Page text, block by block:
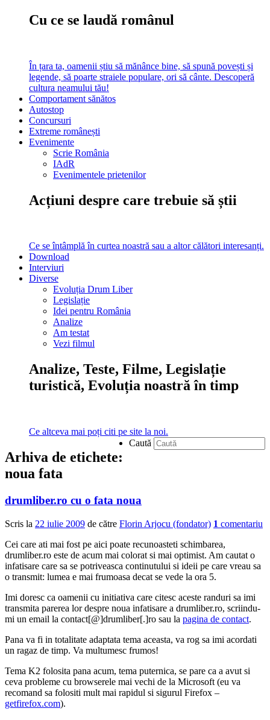
Cu ce se laudă românul
În țara ta, oamenii știu să mănânce bine, să spună povești și
legende, să poarte straiele populare, ori să cânte. Descoperă
cultura neamului tău!
Comportament sănătos
Autostop
Concursuri
Extreme românești
Evenimente
Scrie România
IAdR
Evenimentele prietenilor
Acțiuni despre care trebuie să știi
Ce se întâmplă în curtea noastră sau a altor călători interesanți.
Download
Interviuri
Diverse
Evoluția Drum Liber
Legislație
Idei pentru România
Analize
Am testat
Vezi filmul
Analize, Teste, Filme, Legislație
turistică, Evoluția noastră în timp
Ce altceva mai poți citi pe site la noi.
Caută
Arhiva de etichete:
noua fata
drumliber.ro cu o fata noua
Scris la 22 iulie 2009 de către Florin Arjocu (fondator) 1 comentariu
Cei care ati mai fost pe aici poate recunoasteti schimbarea,
drumliber.ro este de acum mai colorat si mai optimist. Am cautat o
infatisare care sa se potriveasca continutului si ideii pe care vreau sa
o transmit: lumea e mai frumoasa decat se vede la ora 5.
Imi doresc ca oamenii cu initiativa care citesc aceste randuri sa imi
transmita parerea lor despre noua infatisare a drumliber.ro, scriindu-
mi un email la contact[@]drumliber[.]ro sau la pagina de contact.
Pana va fi in totalitate adaptata tema aceasta, va rog sa imi acordati
un ragaz de timp. Va multumesc frumos!
Tema K2 folosita pana acum, tema puternica, se pare ca a avut si
ceva probleme cu browserele mai vechi de la Microsoft (eu va
recomand sa folositi mult mai rapidul si sigurul Firefox –
getfirefox.com).